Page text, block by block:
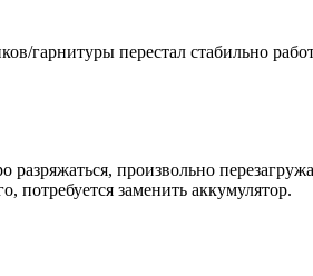
гарнитуры перестал стабильно
разряжаться, произвольно
потребуется заменить аккумулятор.